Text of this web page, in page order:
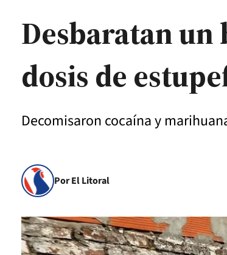
Desbaratan un
dosis de
Decomisaron cocaína y
Por El Litoral